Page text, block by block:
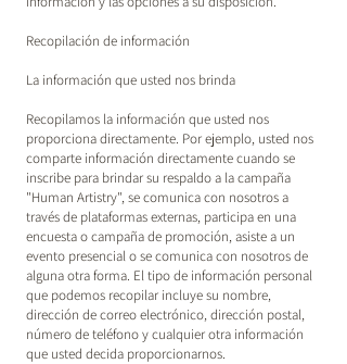
Recopilación de información
La información que usted nos brinda
Recopilamos la información que usted nos
proporciona directamente. Por ejemplo, usted nos
comparte información directamente cuando se
inscribe para brindar su respaldo a la campaña
"Human Artistry", se comunica con nosotros a
través de plataformas externas, participa en una
encuesta o campaña de promoción, asiste a un
evento presencial o se comunica con nosotros de
alguna otra forma. El tipo de información personal
que podemos recopilar incluye su nombre,
dirección de correo electrónico, dirección postal,
número de teléfono y cualquier otra información
que usted decida proporcionarnos.